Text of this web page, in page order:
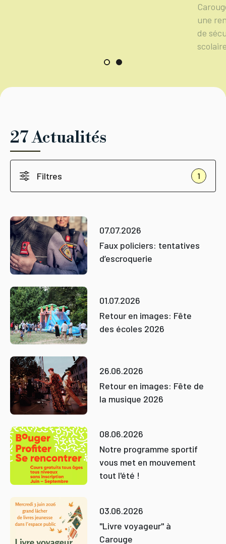
une
de
27 Actualités
Filtres 1
07.07.2026
Faux policiers: tentatives
d’escroquerie
01.07.2026
Retour en images: Fête
des écoles 2026
26.06.2026
Retour en images: Fête de
la musique 2026
08.06.2026
Notre programme sportif
vous met en mouvement
tout l'été !
03.06.2026
"Livre voyageur" à
Carouge